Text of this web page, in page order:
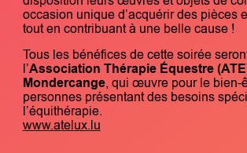
occasion unique d’acquérir des pièces
tout en contribuant à une belle cause !
Tous les bénéfices de cette soirée
l’Association Thérapie Équestre
Mondercange, qui œuvre pour le bien-
personnes présentant des besoins
l’équithérapie.
www.atelux.lu